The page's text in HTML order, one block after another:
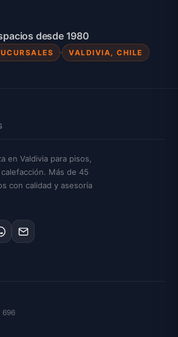
desde 1980
VALDIVIA, CHILE
en Valdivia para pisos,
Más de 45
con calidad y asesoría
696